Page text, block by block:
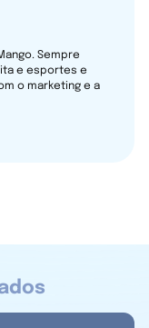
Sempre
e esportes e
o marketing e a